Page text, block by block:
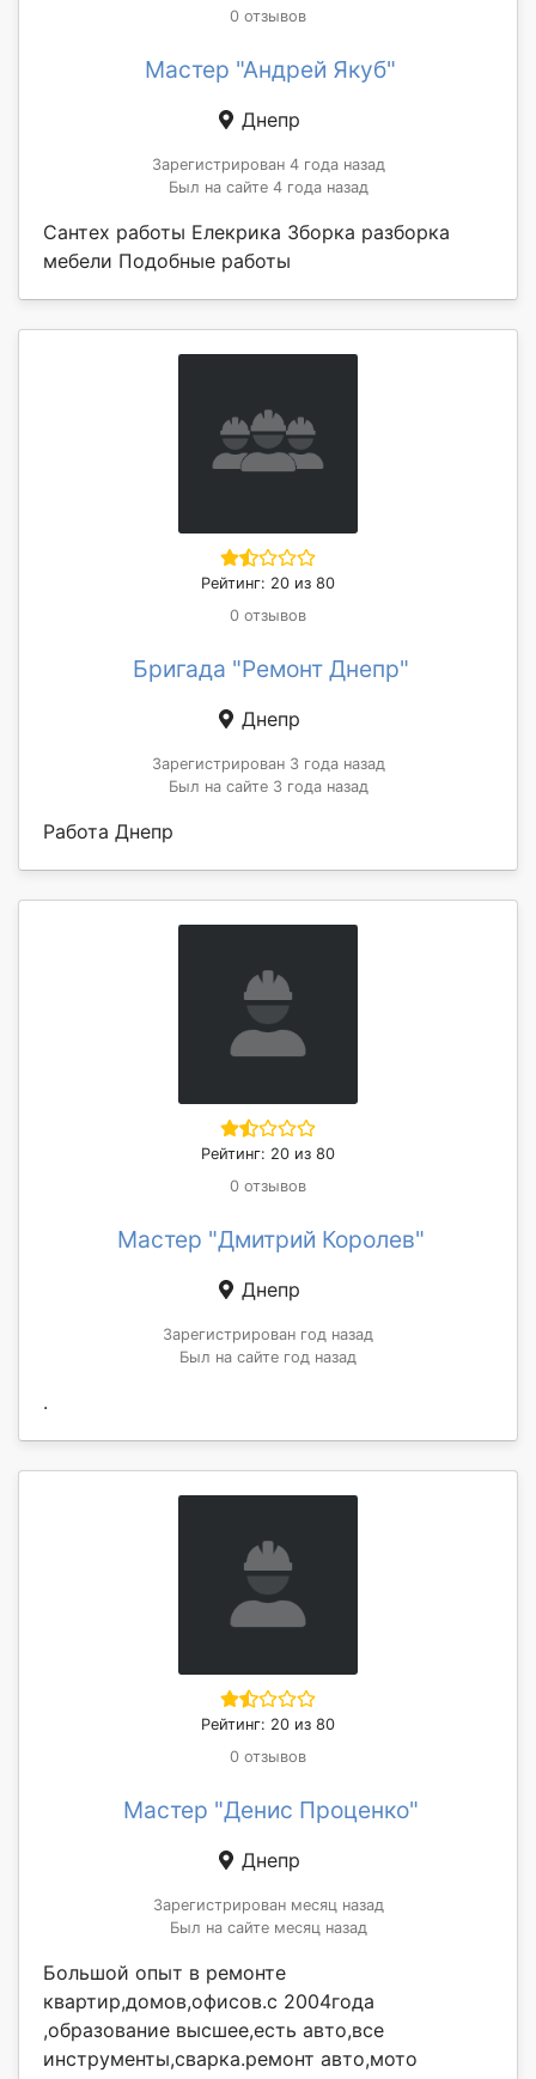
0 отзывов
Мастер "Андрей Якуб"
Днепр
Зарегистрирован 4 года назад
Был на сайте 4 года назад
Сантех работы Елекрика Зборка разборка
мебели Подобные работы
Рейтинг: 20 из 80
0 отзывов
Бригада "Ремонт Днепр"
Днепр
Зарегистрирован 3 года назад
Был на сайте 3 года назад
Работа Днепр
Рейтинг: 20 из 80
0 отзывов
Мастер "Дмитрий Королев"
Днепр
Зарегистрирован год назад
Был на сайте год назад
.
Рейтинг: 20 из 80
0 отзывов
Мастер "Денис Проценко"
Днепр
Зарегистрирован месяц назад
Был на сайте месяц назад
Большой опыт в ремонте
квартир,домов,офисов.с 2004года
,образование высшее,есть авто,все
инструменты,сварка.ремонт авто,мото